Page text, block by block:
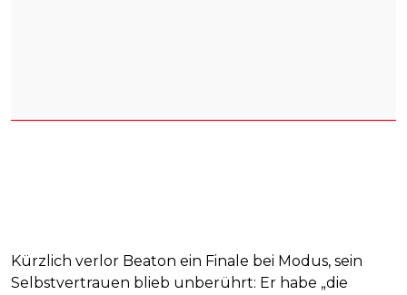
Kürzlich verlor Beaton ein Finale bei Modus, sein
Selbstvertrauen blieb unberührt: Er habe „die